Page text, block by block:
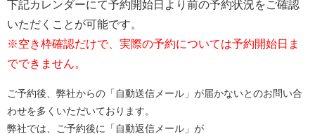
下記カレンダーにて予約開始日より前の予約状況をご確認
いただくことが可能です。
※空き枠確認だけで、実際の予約については予約開始日ま
でできません。
ご予約後、弊社からの「自動送信メール」が届かないとのお問い合
わせを多くいただいております。
弊社では、ご予約後に「自動返信メール」が